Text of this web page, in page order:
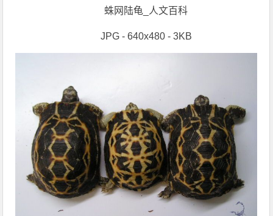
蛛网陆龟_人文百科
JPG - 640x480 - 3KB